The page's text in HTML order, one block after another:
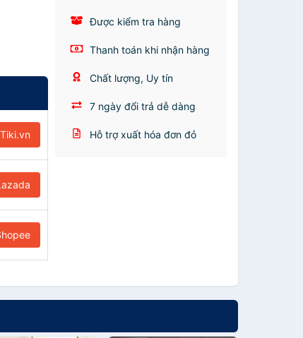
Được kiểm tra hàng
Thanh toán khi nhận hàng
Chất lượng, Uy tín
7 ngày đổi trả dễ dàng
Hỗ trợ xuất hóa đơn đỏ